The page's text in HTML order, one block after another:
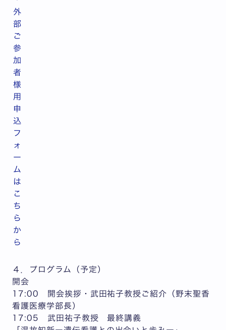
外
部
ご
参
加
者
様
用
申
込
フ
ォ
ー
ム
は
こ
ち
ら
か
ら
４．プログラム（予定）
開会
17:00 開会挨拶・武田祐子教授ご紹介（野末聖香
看護医療学部長）
17:05 武田祐子教授 最終講義